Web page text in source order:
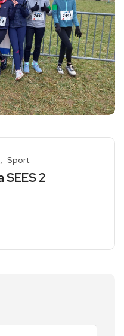
Sport
SEES 2